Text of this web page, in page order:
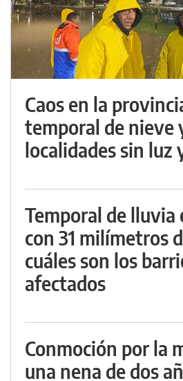
Caos en la
temporal de nieve
localidades sin luz
Temporal de lluvia
con 31 milímetros
cuáles son los
afectados
Conmoción por la
una nena de dos